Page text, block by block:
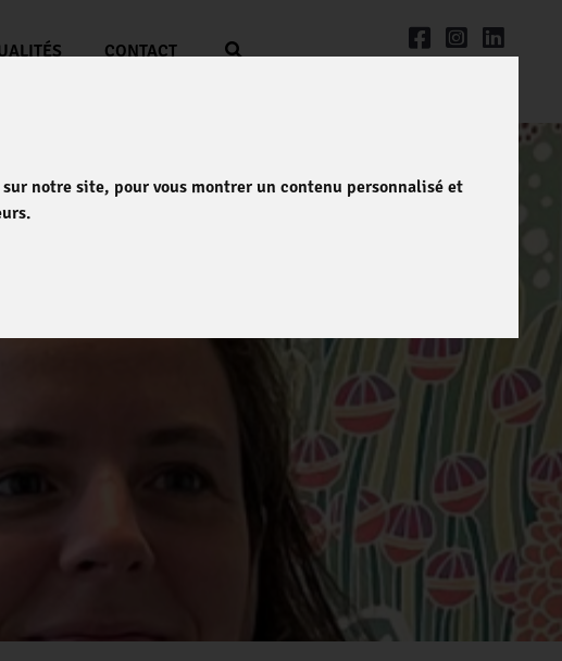
notre site, pour vous montrer un contenu personnalisé et
CONTACT